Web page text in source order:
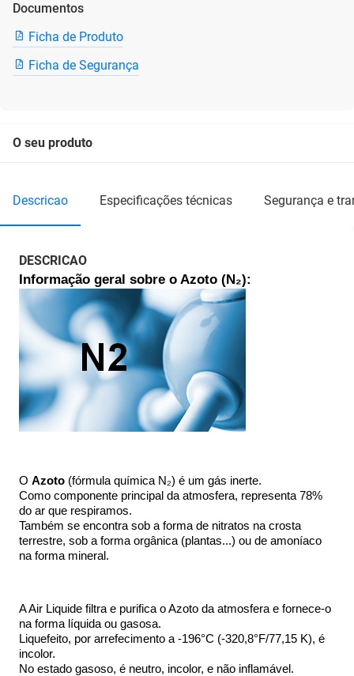
Documentos
Ficha de Produto
Ficha de Segurança
O seu produto
descricao especificações técnicas segurança e
DESCRICAO
Informação geral sobre o Azoto (N₂):
O Azoto (fórmula química N₂) é um gás inerte.
Como componente principal da atmosfera, representa 78%
do ar que respiramos.
Também se encontra sob a forma de nitratos na crosta
terrestre, sob a forma orgânica (plantas...) ou de amoníaco
na forma mineral.
A Air Liquide filtra e purifica o Azoto da atmosfera e fornece-o
na forma líquida ou gasosa.
Liquefeito, por arrefecimento a -196°C (-320,8°F/77,15 K), é
incolor.
No estado gasoso, é neutro, incolor, e não inflamável.